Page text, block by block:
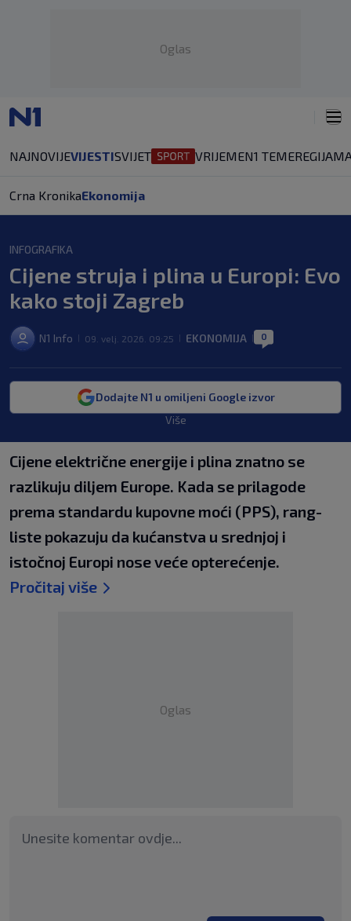
Oglas
NAJNOVIJEVIJESTISVIJET VRIJEMEN1 TEMEREGIJA
Crna KronikaEkonomija
INFOGRAFIKA
Cijene struja i plina u Europi: Evo
kako stoji Zagreb
N1 Info 09. velj. 2026. 09:25 EKONOMIJA 0
Dodajte N1 u omiljeni Google izvor
Više
Cijene električne energije i plina znatno se
razlikuju diljem Europe. Kada se prilagode
prema standardu kupovne moći (PPS), rang-
liste pokazuju da kućanstva u srednjoj i
istočnoj Europi nose veće opterećenje.
Pročitaj više
Oglas